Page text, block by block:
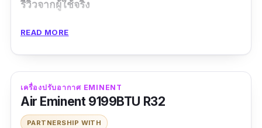
รีวิวจากผู้ใช้จริง
สินค้าคุณภาพดีคับ ชอบๆ
ติดตั้งแล้วแอร์เย็นฉ่ำมาก
ข้อดี
READ MORE
เครื่องปรับอากาศ EMINENT
Air Eminent 9199BTU R32
PARTNERSHIP WITH